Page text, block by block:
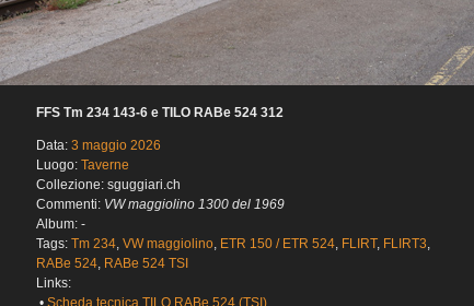
FFS Tm 234 143-6 e TILO RABe 524 312
Data: 3 maggio 2026
Luogo: Taverne
Collezione: sguggiari.ch
Commenti: VW maggiolino 1300 del 1969
Album: -
Tags: Tm 234, VW maggiolino, ETR 150 / ETR 524, FLIRT, FLIRT3,
RABe 524, RABe 524 TSI
Links: